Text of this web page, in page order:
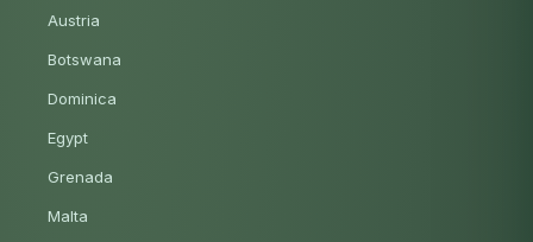
Austria
Botswana
Dominica
Egypt
Grenada
Malta